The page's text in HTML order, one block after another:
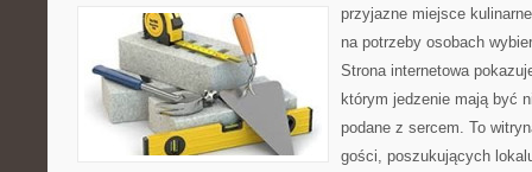
przyjazne miejsce
na potrzeby osobach
Strona internetowa
którym jedzenie mają być
podane z sercem. To
gości, poszukujących